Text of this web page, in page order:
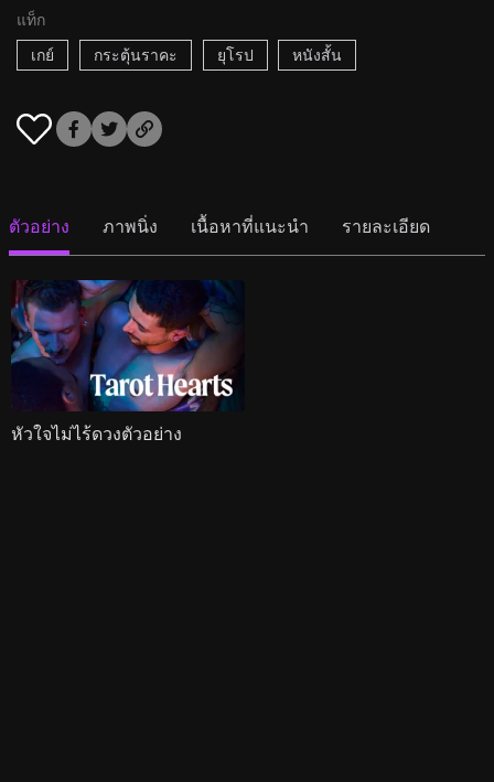
แท็ก
เกย์
กระตุ้นราคะ ยุโรป หนังสั้น
ตัวอย่าง ภาพนิ่ง เนื้อหาที่แนะนำ รายละเอียด
หัวใจไม่ไร้ดวงตัวอย่าง